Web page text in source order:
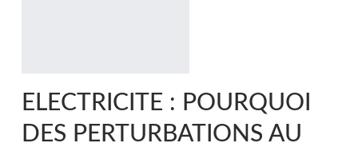
ELECTRICITE : POURQUOI
DES PERTURBATIONS AU